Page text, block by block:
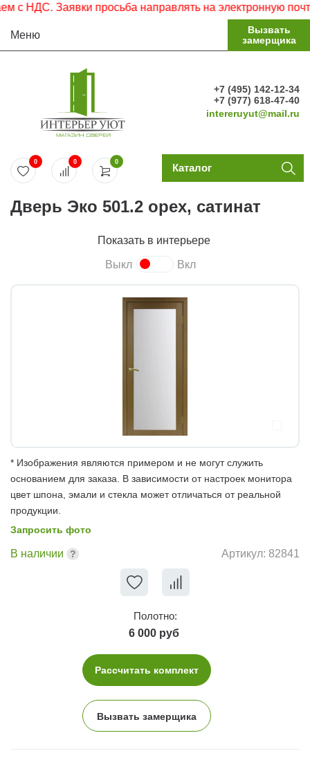
Заявки просьба направлять на электронную почту.
Меню
Вызвать
замерщика
+7 (495) 142-12-34
+7 (977) 618-47-40
intereruyut@mail.ru
0
0 0 Каталог
Дверь Эко 501.2 орех, сатинат
Показать в интерьере
Выкл Вкл
* Изображения являются примером и не могут служить
основанием для заказа. В зависимости от настроек монитора
цвет шпона, эмали и стекла может отличаться от реальной
продукции.
Запросить фото
В наличии Артикул: 82841
Полотно:
6 000 руб
Рассчитать комплект
Вызвать замерщика